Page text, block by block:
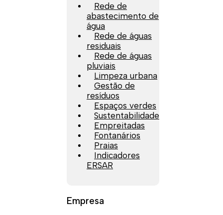
Rede de
abastecimento de
água
Rede de águas
residuais
Rede de águas
pluviais
Limpeza urbana
Gestão de
resíduos
Espaços verdes
Sustentabilidade
Empreitadas
Fontanários
Praias
Indicadores
ERSAR
Empresa